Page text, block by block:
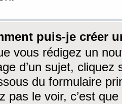
puis-je créer
vous rédigez un
d’un sujet, cliquez
du formulaire
pas le voir, c’est